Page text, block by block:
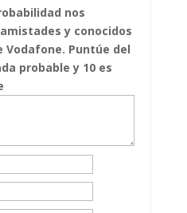
nos
y conocidos
Vodafone. Puntúe del
probable y 10 es